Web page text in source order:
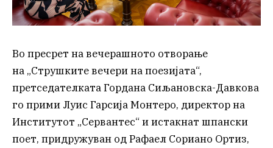
Во пресрет на вечерашното отворање
на „Струшките вечери на поезијата“,
претседателката Гордана Сиљановска-Давкова
го прими Луис Гарсија Монтеро, директор на
Институтот „Сервантес“ и истакнат шпански
поет, придружуван од Рафаел Сориано Ортиз,